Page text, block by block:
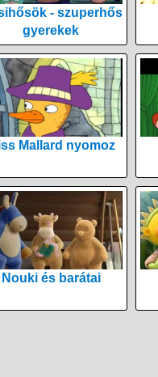
- szuperhős
gyerekek
Mallard nyomoz
Nouki és barátai